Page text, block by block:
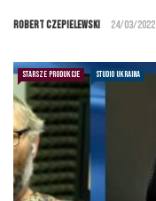
Robert Czepielewski 24/03/2022
STARSZE PRODUKCJE STUDIO UKRAINA